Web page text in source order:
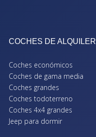
COCHES DE ALQUILER
Coches económicos
Coches de gama media
Coches grandes
Coches todoterreno
Coches 4x4 grandes
Jeep para dormir